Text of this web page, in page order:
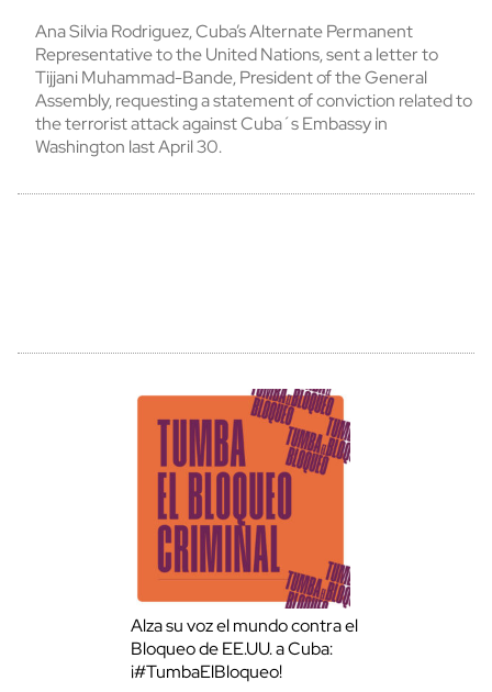
Ana Silvia Rodriguez, Cuba’s Alternate Permanent
Representative to the United Nations, sent a letter to
Tijjani Muhammad-Bande, President of the General
Assembly, requesting a statement of conviction related to
the terrorist attack against Cuba´s Embassy in
Washington last April 30.
Alza su voz el mundo contra el
Bloqueo de EE.UU. a Cuba:
¡#TumbaElBloqueo!